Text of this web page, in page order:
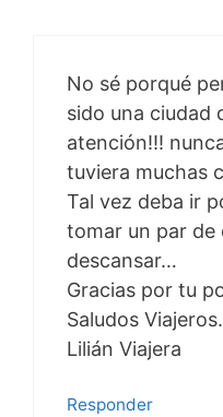
No sé porqué
sido una ciudad
atención!!!
tuviera muchas
Tal vez deba ir
tomar un par de
descansar…
Gracias por tu
Saludos Viajeros.
Lilián Viajera
Responder